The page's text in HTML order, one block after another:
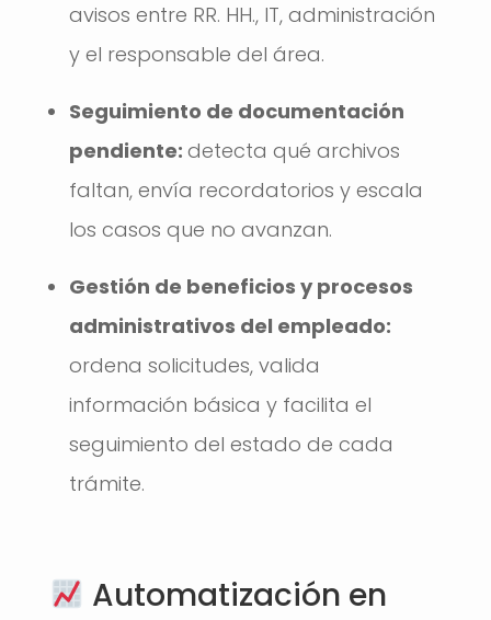
avisos entre RR. HH., IT, administración
y el responsable del área.
Seguimiento de documentación
pendiente: detecta qué archivos
faltan, envía recordatorios y escala
los casos que no avanzan.
Gestión de beneficios y procesos
administrativos del empleado:
ordena solicitudes, valida
información básica y facilita el
seguimiento del estado de cada
trámite.
Automatización en